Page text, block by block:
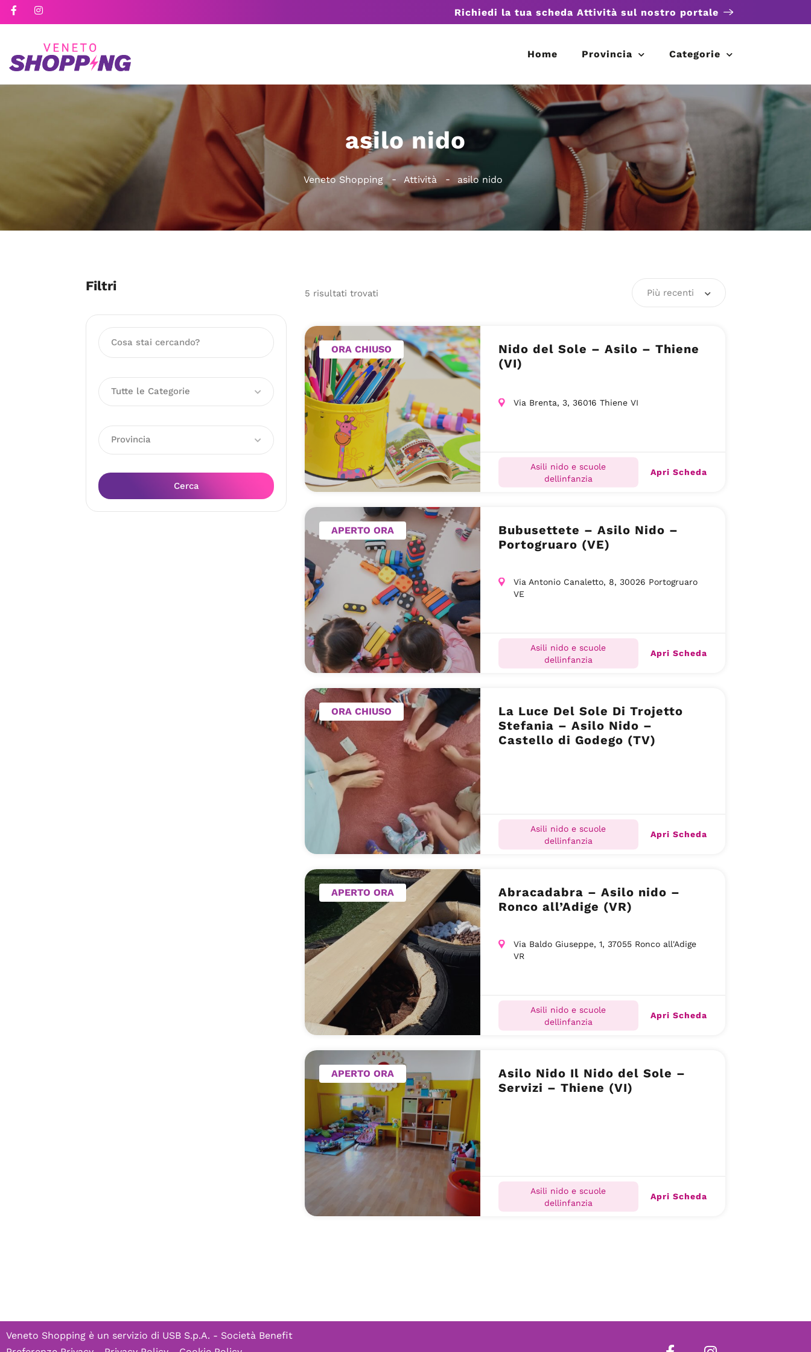
Richiedi la tua scheda Attività sul nostro portale
Home Provincia Categorie
asilo nido
Veneto Shopping Attività asilo nido
Filtri
Tutte le Categorie
Provincia
Cerca
5 risultati trovati Più recenti
ORA CHIUSO
Nido del Sole – Asilo – Thiene
(VI)
Via Brenta, 3, 36016 Thiene VI
Asili nido e scuole
dellinfanzia
Apri Scheda
APERTO ORA
Bubusettete – Asilo Nido –
Portogruaro (VE)
Via Antonio Canaletto, 8, 30026 Portogruaro
VE
Asili nido e scuole
dellinfanzia
Apri Scheda
ORA CHIUSO
La Luce Del Sole Di Trojetto
Stefania – Asilo Nido –
Castello di Godego (TV)
Asili nido e scuole
dellinfanzia
Apri Scheda
APERTO ORA
Abracadabra – Asilo nido –
Ronco all’Adige (VR)
Via Baldo Giuseppe, 1, 37055 Ronco all'Adige
VR
Asili nido e scuole
dellinfanzia
Apri Scheda
APERTO ORA
Asilo Nido Il Nido del Sole –
Servizi – Thiene (VI)
Asili nido e scuole
dellinfanzia
Apri Scheda
Veneto Shopping è un servizio di USB S.p.A. - Società Benefit